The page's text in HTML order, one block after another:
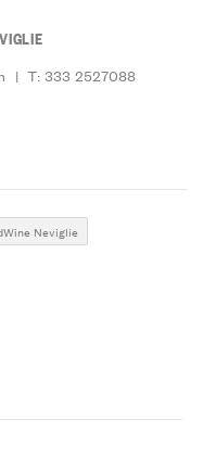
| T: 333 2527088
Neviglie